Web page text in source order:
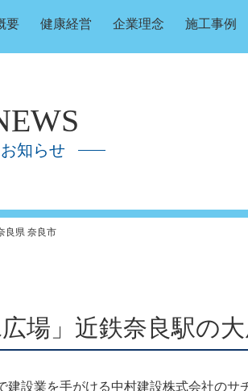
要 健康経営 企業理念 施工事例
お知らせ
良県 奈良市
場」近鉄奈良駅の大
設業を手がける中村建設株式会社のサ